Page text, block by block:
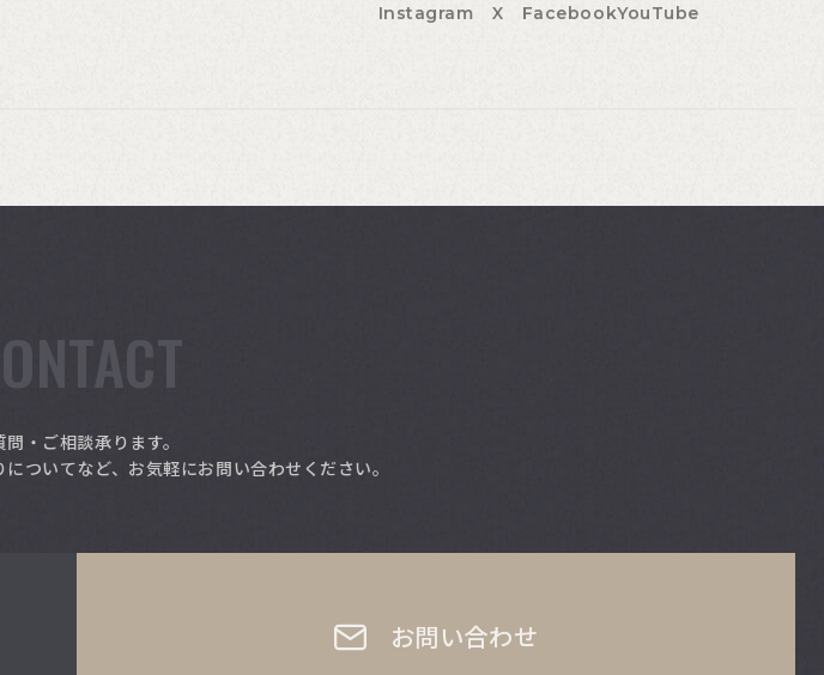
Instagram X FacebookYouTube
問・ご相談承ります。
ついてなど、お気軽にお問い合わせください。
お問い合わせ